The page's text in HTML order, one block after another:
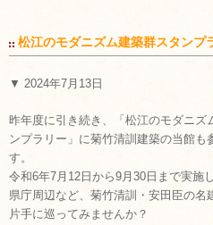
美術館の概要
財団について
ブログ
松江のモダニズム建築群スタンプ
▼ 2024年7月13日
昨年度に引き続き、「松江のモダニズ
ンプラリー」に菊竹清訓建築の当館も
す。
令和6年7月12日から9月30日まで実施
県庁周辺など、菊竹清訓・安田臣の名
片手に巡ってみませんか？